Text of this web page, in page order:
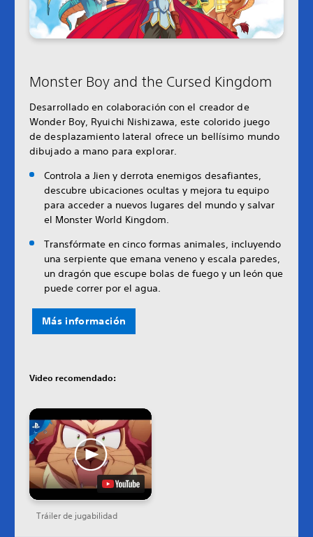
Monster Boy and the Cursed Kingdom
Desarrollado en colaboración con el creador de
Wonder Boy, Ryuichi Nishizawa, este colorido juego
de desplazamiento lateral ofrece un bellísimo mundo
dibujado a mano para explorar.
Controla a Jien y derrota enemigos desafiantes,
descubre ubicaciones ocultas y mejora tu equipo
para acceder a nuevos lugares del mundo y salvar
el Monster World Kingdom.
Transfórmate en cinco formas animales, incluyendo
una serpiente que emana veneno y escala paredes,
un dragón que escupe bolas de fuego y un león que
puede correr por el agua.
Más información
Video recomendado:
Tráiler de jugabilidad